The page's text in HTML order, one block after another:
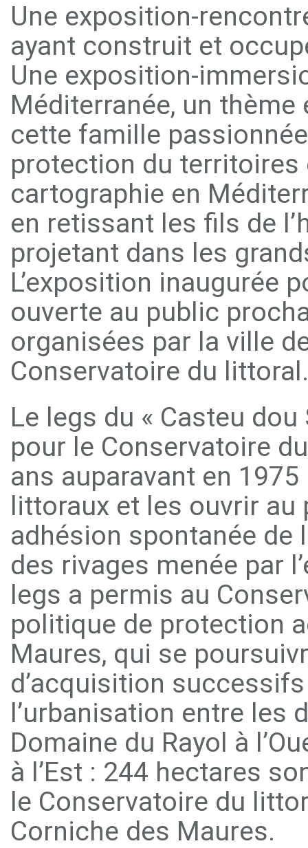
Une exposition-
ayant construit et
Une exposition-
Méditerranée, un thème
cette famille
protection du territoires
cartographie en
en retissant les fils de
projetant dans les
L’exposition inaugurée
ouverte au public
organisées par la ville
Conservatoire du littoral.
Le legs du « Casteu
pour le Conservatoire
ans auparavant en
littoraux et les ouvrir
adhésion spontanée
des rivages menée par
legs a permis au
politique de protection
Maures, qui se
d’acquisition
l’urbanisation entre les
Domaine du Rayol à
à l’Est : 244 hectares
le Conservatoire du
Corniche des Maures.